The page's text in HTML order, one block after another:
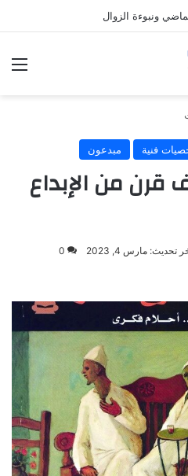
ونبوءة الزوال
فنية مبدعون
من الإبداع
تحديث: مارس 4, 2023 0